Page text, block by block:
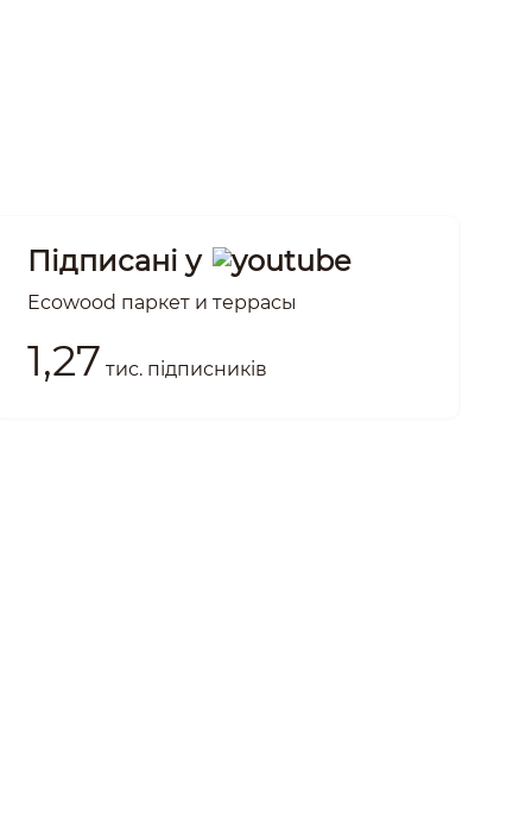
Підписані у
Ecowood паркет и террасы
1,27 тис. підписників